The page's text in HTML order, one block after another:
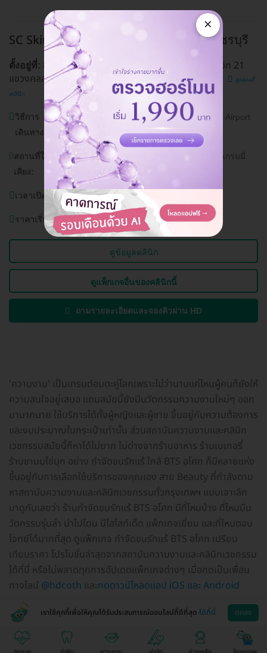
SC Skinclub Clinic BTS อโศก, MRT เพชรบุรี
ตั้งอยู่ที่: ชั้น 1 อาคารอโศกทาวเวอร์ เลขที่ 213/7 ซ. สุขุมวิท 21
แขวงคลองเตยเหนือ เขตวัฒนา กรุงเทพมหานคร 10110
ดูแผนที่
คลินิก
วิธีการ
เดินทาง:
BTS อโศก, MRT เพชรบุรี, รถเมล์สาย 136,185, Airport
Rail Link มักกะสัน , ท่าเรืออโศก
สถานที่ใกล้
เคียง:
โรงพยาบาลจักษุ รัตนิน, อาคาร จีเอ็มเอ็ม แกรมมี่
เพลส
เวลาเปิดบริการ:วันจันทร์ - อาทิตย์ 11.00 - 20.00 น.
ราคาเริ่มต้นที่ 2,000 บาท
ดูข้อมูลคลินิก
ดูแพ็กเกจอื่นของคลินิกนี้
ถามรายละเอียดและจองคิวผ่าน HD
'ความงาม' เป็นเทรนด์อมตะคู่โลกเพราะไม่ว่านานแค่ไหนผู้คนก็ยังให้
ความสนใจอยู่เสมอ แถมสมัยนี้ยังมีนวัตกรรมความงามใหม่ๆ ออก
มามากมาย ใช้บริการได้ทั้งผู้หญิงและผู้ชาย ขึ้นอยู่กับความต้องการ
และงบประมาณในกระเป๋าเท่านั้น ส่วนสถาบันความงามและคลินิก
เวชกรรมสมัยนี้ก็หาได้ไม่ยาก ไม่ต่างจากร้านอาหาร ร้านเบเกอรี่
ร้านชานมไข่มุก อย่าง กำจัดขนรักแร้ ใกล้ BTS อโศก ก็มีหลายแห่ง
ขึ้นอยู่กับการเลือกใช้บริการของคุณเอง สาย Beauty ที่กำลังตาม
หาสถาบันความงามและคลินิกเวชกรรมทั่วกรุงเทพฯ แบบเจาะลึก
มาดูกันเลยว่า ร้านกำจัดขนรักแร้ BTS อโศก มีที่ไหนบ้าง ที่ไหนมีน
วัตกรรมรุ่นล่า น่าไปโดน มีไฮไลท์เด็ด แพ็กเกจเยี่ยม และที่ไหนตอบ
โจทย์ได้มากที่สุด ดูแพ็กเกจ กำจัดขนรักแร้ BTS อโศก เปรียบ
เทียบราคา โปรโมชั่นล่าสุดจากสถาบันความงามและคลินิกเวชกรรม
ได้ที่นี่ หรือไม่พลาดทุกการอัปเดตแพ็กเกจต่างๆ เมื่อกดเป็นเพื่อน
ทางไลน์ @hdcoth และกดดาวน์โหลดแอป iOS และ Android
เราใช้คุกกี้เพื่อให้คุณได้รับประสบการณ์ออนไลน์ที่ดีที่สุด ได้ที่นี่ ตกลง
×